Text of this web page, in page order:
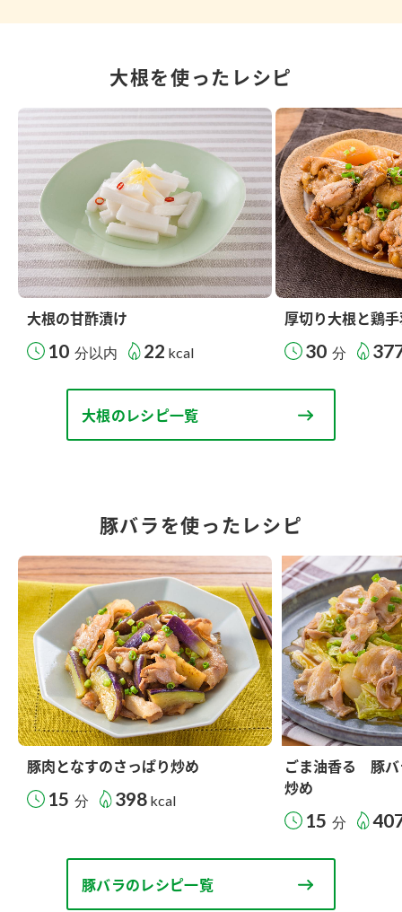
大根を使ったレシピ
大根の甘酢漬け
10 分以内 22 kcal
厚切り大根と鶏
30 分
大根のレシピ一覧
豚バラを使ったレシピ
豚肉となすのさっぱり炒め
15 分 398 kcal
ごま油香る 豚バ
炒め
15 分
豚バラのレシピ一覧